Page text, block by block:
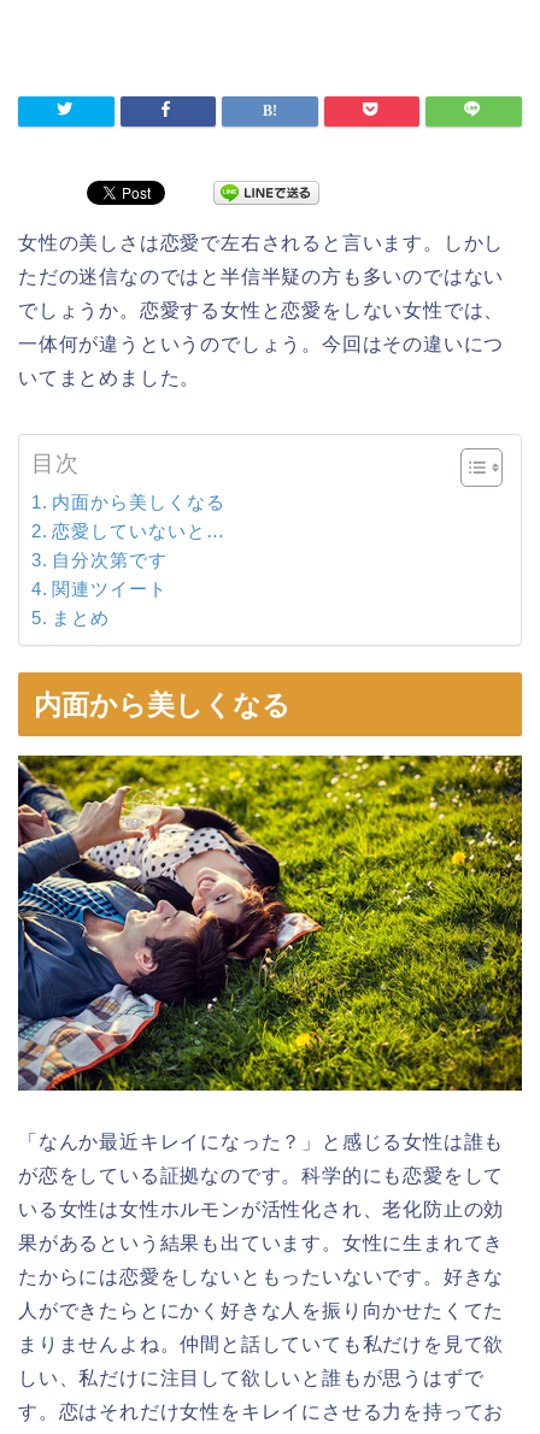
女性の美しさは恋愛で左右されると言います。しかし
ただの迷信なのではと半信半疑の方も多いのではない
でしょうか。恋愛する女性と恋愛をしない女性では、
一体何が違うというのでしょう。今回はその違いにつ
いてまとめました。
目次
内面から美しくなる
恋愛していないと…
自分次第です
関連ツイート
まとめ
内面から美しくなる
「なんか最近キレイになった？」と感じる女性は誰も
が恋をしている証拠なのです。科学的にも恋愛をして
いる女性は女性ホルモンが活性化され、老化防止の効
果があるという結果も出ています。女性に生まれてき
たからには恋愛をしないともったいないです。好きな
人ができたらとにかく好きな人を振り向かせたくてた
まりませんよね。仲間と話していても私だけを見て欲
しい、私だけに注目して欲しいと誰もが思うはずで
す。恋はそれだけ女性をキレイにさせる力を持ってお